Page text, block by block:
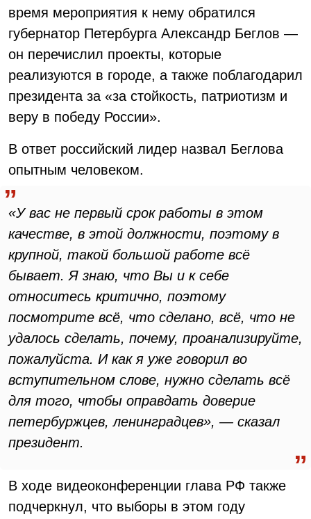
время мероприятия к нему обратился
губернатор Петербурга Александр Беглов —
он перечислил проекты, которые
реализуются в городе, а также поблагодарил
президента за «за стойкость, патриотизм и
веру в победу России».
В ответ российский лидер назвал Беглова
опытным человеком.
«У вас не первый срок работы в этом
качестве, в этой должности, поэтому в
крупной, такой большой работе всё
бывает. Я знаю, что Вы и к себе
относитесь критично, поэтому
посмотрите всё, что сделано, всё, что не
удалось сделать, почему, проанализируйте,
пожалуйста. И как я уже говорил во
вступительном слове, нужно сделать всё
для того, чтобы оправдать доверие
петербуржцев, ленинградцев», — сказал
президент.
В ходе видеоконференции глава РФ также
подчеркнул, что выборы в этом году